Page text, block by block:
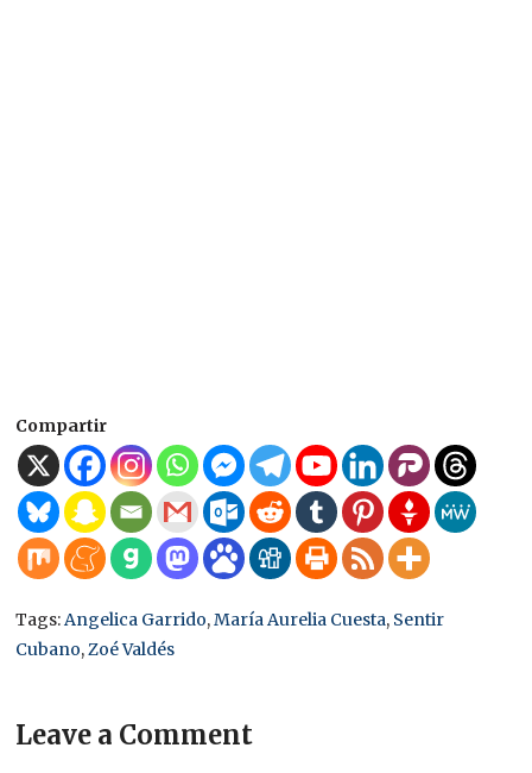
Compartir
Tags:Angelica Garrido,María Aurelia Cuesta, Sentir
Cubano,Zoé Valdés
Leave a Comment